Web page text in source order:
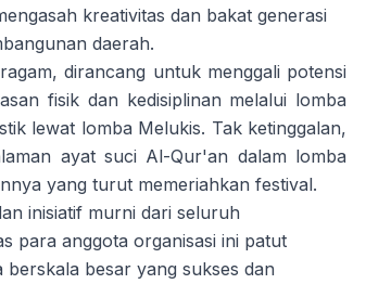
kreativitas dan bakat generasi
daerah.
dirancang untuk menggali potensi
fisik dan kedisiplinan melalui lomba
lewat lomba Melukis. Tak ketinggalan,
ayat suci Al-Qur'an dalam lomba
yang turut memeriahkan festival.
inisiatif murni dari seluruh
para anggota organisasi ini patut
besar yang sukses dan